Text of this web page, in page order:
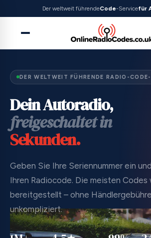
Der weltweit führendeCode-Servicefür
DER WELTWEIT FÜHRENDE RADIO-
Dein Autoradio,
freigeschaltet in
Sekunden.
Geben Sie Ihre Seriennummer ein
Ihren Radiocode. Die meisten
bereitgestellt – ohne
unkompliziert.